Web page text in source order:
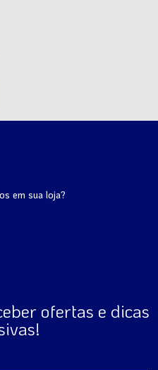
em sua loja?
ofertas e dicas